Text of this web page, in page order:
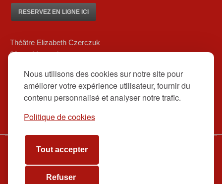
Nous utilisons des cookies sur notre site pour
améliorer votre expérience utilisateur, fournir du
contenu personnalisé et analyser notre trafic.
Politique de cookies
Tout accepter
Refuser
RESERVEZ EN LIGNE ICI
Théâtre Elizabeth Czerczuk
20 rue Marsoulan
01 84 83 08 80/ 06 12 16 48 39
contact@theatreelizabethczerczuk.fr